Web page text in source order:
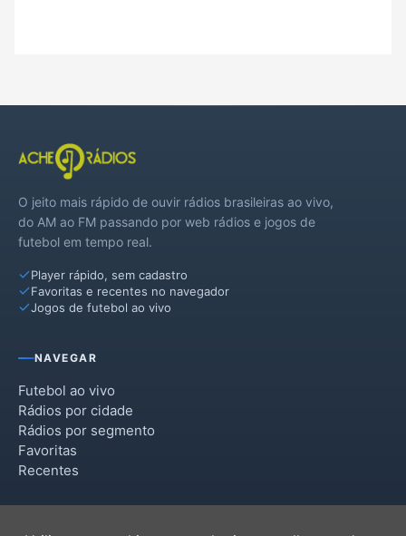
O jeito mais rápido de ouvir rádios brasileiras ao vivo,
do AM ao FM passando por web rádios e jogos de
futebol em tempo real.
Player rápido, sem cadastro
Favoritas e recentes no navegador
Jogos de futebol ao vivo
NAVEGAR
Futebol ao vivo
Rádios por cidade
Rádios por segmento
Favoritas
Recentes